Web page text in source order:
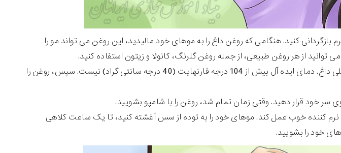
کنید. هنگامی که روغن داغ را به موهای خود مالیدید، این روغن می تواند مو را
از هر روغن طبیعی، از جمله روغن گلرنگ، کانولا و زیتون استفاده کنید.
روغن را حرارت دهید تا گرم شود، اما نه خیلی داغ. دمای ایده آل بیش از 104 درجه فارنهایت (40 درجه سانتی گراد) نیست. سپس، روغن را
کننده خوب عمل کند. موهای خود را به توده از سس آغشته کنید، تا یک ساعت کلاهی
خود را بشویید.